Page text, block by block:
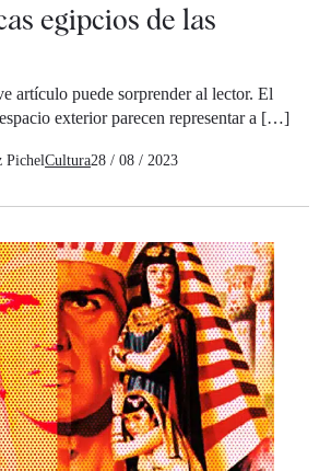
egipcios de las
artículo puede sorprender al lector. El
exterior parecen representar a […]
PichelCultura28 / 08 / 2023